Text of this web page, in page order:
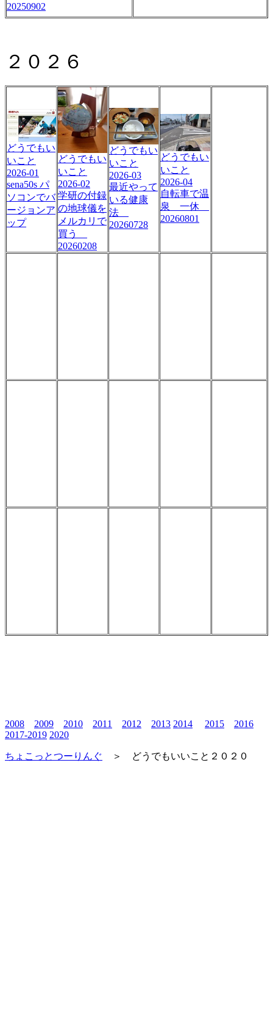
20250902
２０２６
どうでもい
いこと
2026-01
sena50s パ
ソコンでバ
ージョンア
ップ
どうでもい
いこと
2026-02
学研の付録
の地球儀を
メルカリで
買う
20260208
どうでもい
いこと
2026-03
最近やって
いる健康
法
20260728
どうでもい
いこと
2026-04
自転車で温
泉 一休
20260801
2008 2009 2010 2011 2012 2013 2014 2015
2016
2017-2019 2020
ちょこっとつーりんぐ ＞ どうでもいいこと２０２０